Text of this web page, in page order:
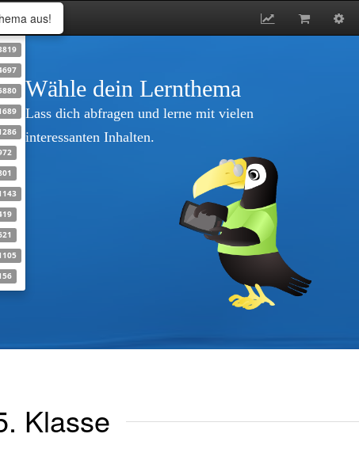
Wähle dein Lernthema
Lass dich abfragen und lerne mit vielen
interessanten Inhalten.
Klasse
aus!